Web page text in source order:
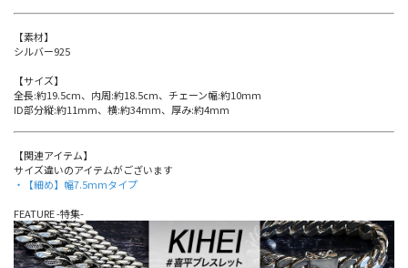
【素材】
シルバー925
【サイズ】
全長:約19.5cm、内周:約18.5cm、チェーン幅:約10mm
ID部分縦:約11mm、横:約34mm、厚み:約4mm
【関連アイテム】
サイズ違いのアイテムがございます
・【細め】幅7.5mmタイプ
FEATURE -特集-